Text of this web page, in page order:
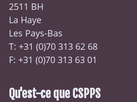
2511 BH
La Haye
Les Pays-Bas
T: +31 (0)70 313 62 68
F: +31 (0)70 313 63 01
Qu'est-ce que CSPPS